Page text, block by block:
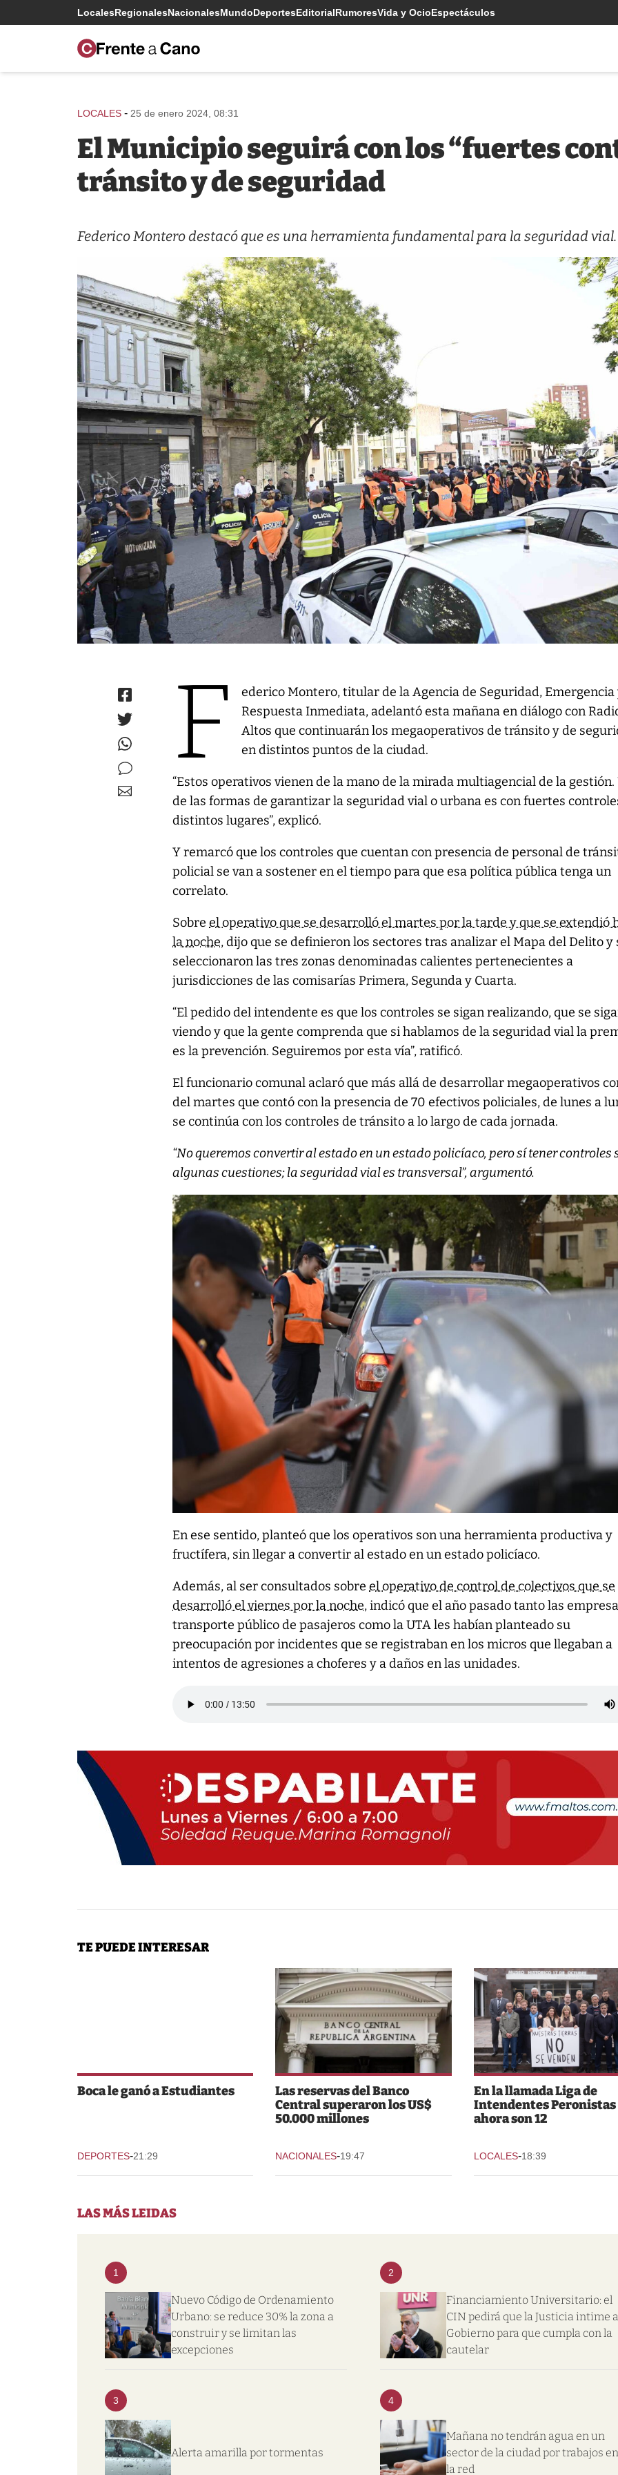
LocalesRegionalesNacionalesMundoDeportesEditorialRumoresVida y OcioEspectáculos
LOCALES - 25 de enero 2024, 08:31
El Municipio seguirá con los “fuertes
tránsito y de seguridad
Federico Montero destacó que es una herramienta fundamental para la seguridad vial.
F
ederico Montero, titular de la Agencia de Seguridad, Emergencia
Respuesta Inmediata, adelantó esta mañana en diálogo con
Altos que continuarán los megaoperativos de tránsito y de
en distintos puntos de la ciudad.
“Estos operativos vienen de la mano de la mirada multiagencial de la gestión.
de las formas de garantizar la seguridad vial o urbana es con fuertes
distintos lugares”, explicó.
Y remarcó que los controles que cuentan con presencia de personal de
policial se van a sostener en el tiempo para que esa política pública tenga un
correlato.
Sobreel operativo que se desarrolló el martes por la tarde y que se extendió
la noche, dijo que se definieron los sectores tras analizar el Mapa del Delito y
seleccionaron las tres zonas denominadas calientes pertenecientes a
jurisdicciones de las comisarías Primera, Segunda y Cuarta.
“El pedido del intendente es que los controles se sigan realizando, que se
viendo y que la gente comprenda que si hablamos de la seguridad vial la
es la prevención. Seguiremos por esta vía”, ratificó.
El funcionario comunal aclaró que más allá de desarrollar megaoperativos
del martes que contó con la presencia de 70 efectivos policiales, de lunes a
se continúa con los controles de tránsito a lo largo de cada jornada.
“No queremos convertir al estado en un estado policíaco, pero sí tener controles
algunas cuestiones; la seguridad vial es transversal”, argumentó.
En ese sentido, planteó que los operativos son una herramienta productiva y
fructífera, sin llegar a convertir al estado en un estado policíaco.
Además, al ser consultados sobreel operativo de control de colectivos que se
desarrolló el viernes por la noche, indicó que el año pasado tanto las
transporte público de pasajeros como la UTA les habían planteado su
preocupación por incidentes que se registraban en los micros que llegaban a
intentos de agresiones a choferes y a daños en las unidades.
TE PUEDE INTERESAR
Boca le ganó a Estudiantes
DEPORTES-21:29
Las reservas del Banco
Central superaron los US$
50.000 millones
NACIONALES-19:47
En la llamada Liga de
Intendentes Peronistas
ahora son 12
LOCALES-18:39
LAS MÁS LEIDAS
1
Nuevo Código de Ordenamiento
Urbano: se reduce 30% la zona a
construir y se limitan las
excepciones
2
Financiamiento Universitario: el
CIN pedirá que la Justicia intime
Gobierno para que cumpla con la
cautelar
3
Alerta amarilla por tormentas
4
Mañana no tendrán agua en un
sector de la ciudad por trabajos en
la red